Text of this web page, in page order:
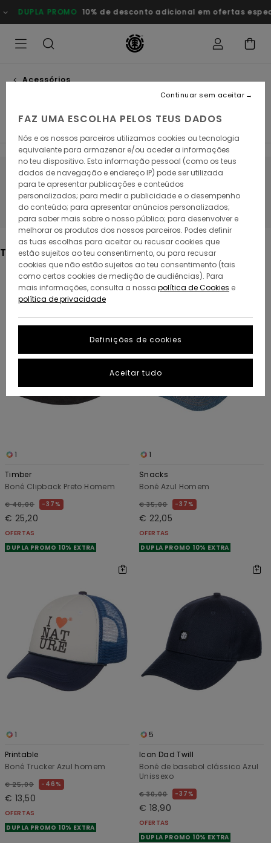
para
a
produtos
10% de desconto adicional em ofertas especiais Poupa
Acessórios
Fica atento/a, os produtos voltam em
breve
Também poderás gostar
para
procurar
para
ordenar
1
Timber
Boné Clipback Preto Homem
€ 40,00 37%
€ 25,20
OFERTAS
DUPLA PROMO 10% EXTRA
1
Snacks
Boné Azul Homem
€ 35,00 37%
€ 22,05
OFERTAS
DUPLA PROMO 10% EXTRA
1
Printable
Boné Trucker Azul homem
€ 25,00 46%
€ 13,50
OFERTAS
DUPLA PROMO 10% EXTRA
5
Icon Dad Twill
Boné de basebol clássico Azul
Unissexo
€ 30,00 37%
€ 18,90
OFERTAS
DUPLA PROMO 10% EXTRA
FAZ UMA ESCOLHA PELOS TEUS DADOS
Nós e os nossos parceiros utilizamos cookies ou tecnologia
equivalente para armazenar e/ou aceder a informações
no teu dispositivo. Esta informação pessoal (como os teus
dados de navegação e endereço IP) pode ser utilizada
para te apresentar publicações e conteúdos
personalizados; para medir a publicidade e o desempenho
do conteúdo; para apresentar anúncios personalizados;
para saber mais sobre o nosso público; para desenvolver e
melhorar os produtos dos nossos parceiros. Podes definir
as tuas escolhas para aceitar ou recusar cookies que
estão sujeitos ao teu consentimento, ou para recusar
cookies que não estão sujeitos ao teu consentimento (tais
como certos cookies de medição de audiências). Para
mais informações, consulta a nossa política de Cookies e
política de privacidade
Definições de cookies
Continuar sem aceitar
Aceitar tudo